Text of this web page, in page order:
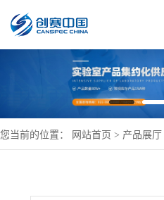
您当前的位置： 网站首页 > 产品展厅